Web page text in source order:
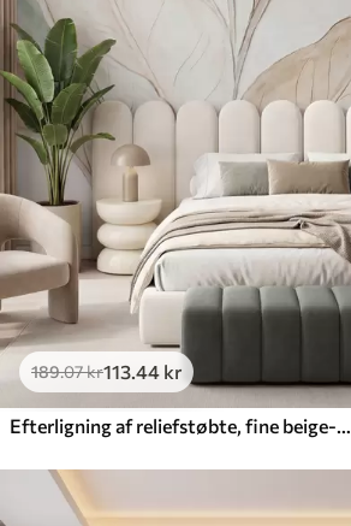
189.07kr113.44 kr
Efterligning af reliefstøbte, fine beige-grønne blade